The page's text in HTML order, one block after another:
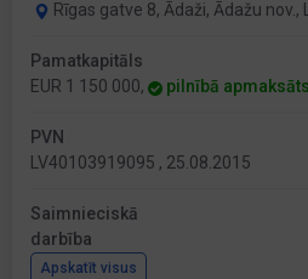
Rīgas gatve 8, Ādaži, Ādažu nov.,
Pamatkapitāls
EUR 1 150 000,
pilnībā apmaksāts
PVN
LV40103919095 , 25.08.2015
Saimnieciskā
darbība
Apskatīt visus